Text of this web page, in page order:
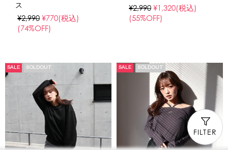
FILTER
ス
¥2,990 ¥770(税込)
(74%OFF)
¥2,990 ¥1,320(税込)
(55%OFF)
SALE SOLDOUT SALE SOLDOUT